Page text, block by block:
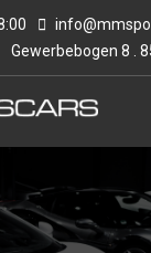
Gewerbebogen 8 .